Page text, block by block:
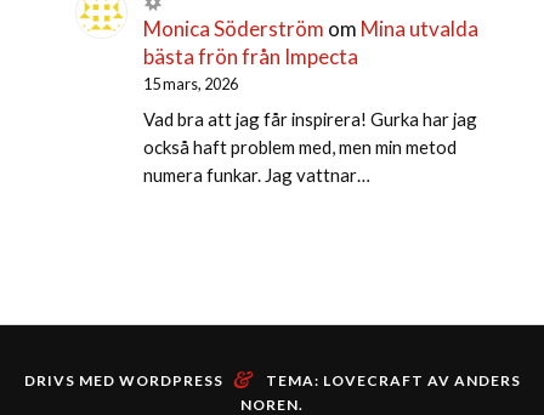
Monica Söderström om Mina utvalda
bästa frön från Impecta
15 mars, 2026
Vad bra att jag får inspirera! Gurka har jag
också haft problem med, men min metod
numera funkar. Jag vattnar…
DRIVS MED WORDPRESS & TEMA: LOVECRAFT AV ANDERS
NOREN.